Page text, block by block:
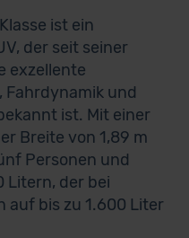
ist ein
der seit seiner
exzellente
Fahrdynamik und
ist. Mit einer
Breite von 1,89 m
Personen und
Litern, der bei
auf bis zu 1.600 Liter